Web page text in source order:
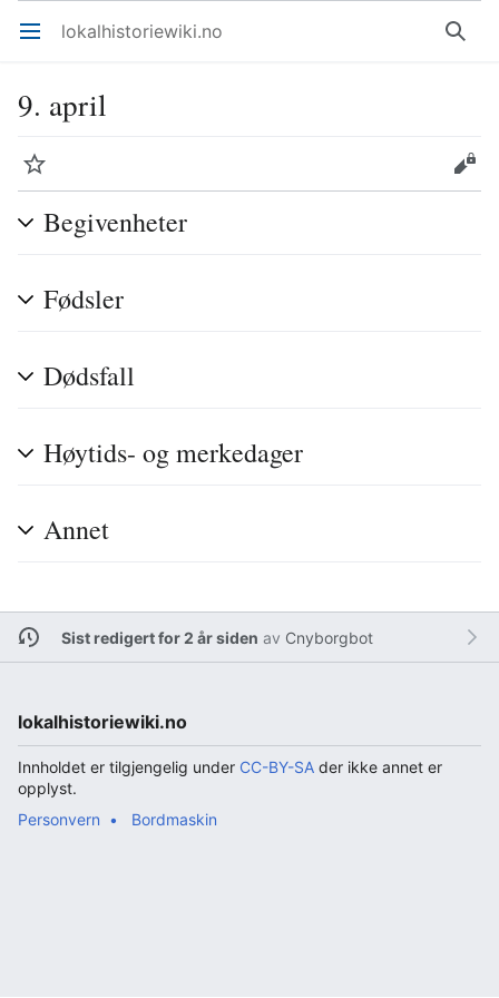
Åpne hovedmenyen lokalhistoriewiki.no Søk
9. april
Overvåk Rediger
Begivenheter
Fødsler
Dødsfall
Høytids- og merkedager
Annet
Sist redigert for 2 år siden av Cnyborgbot
lokalhistoriewiki.no
Innholdet er tilgjengelig under CC-BY-SA der ikke annet er
opplyst.
Personvern
Bordmaskin